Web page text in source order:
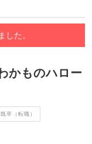
した。
かものハロー
既卒（転職）